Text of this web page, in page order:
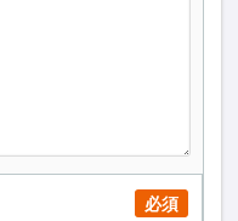
必須